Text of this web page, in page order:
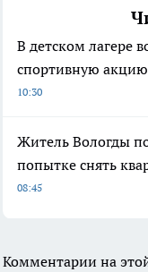
В детском лагере
спортивную акцию
10:30
Житель Вологды
попытке снять
08:45
Комментарии на